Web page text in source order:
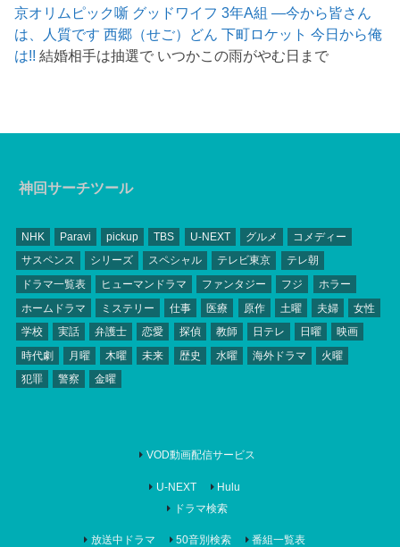
京オリムピック噺 グッドワイフ 3年A組 ―今から皆さん
は、人質です 西郷（せご）どん 下町ロケット 今日から俺
は!! 結婚相手は抽選で いつかこの雨がやむ日まで
神回サーチツール
NHK Paravi pickup TBS U-NEXT グルメ
コメディー
サスペンス
シリーズ スペシャル テレビ東京
テレ朝
ドラマ一覧表
ヒューマンドラマ ファンタジー フジ
ホラー
ホームドラマ
ミステリー 仕事 医療 原作 土曜 夫婦
女性
学校
実話 弁護士 恋愛 探偵 教師 日テレ 日曜
映画
時代劇
月曜 木曜 未来 歴史 水曜 海外ドラマ
火曜
犯罪
警察 金曜
VOD動画配信サービス
U-NEXT
Hulu
ドラマ検索
放送中ドラマ 50音別検索 番組一覧表